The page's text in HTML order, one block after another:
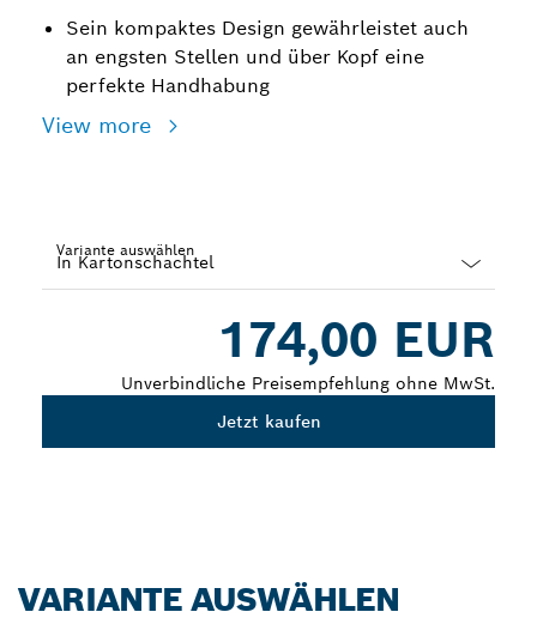
Sein kompaktes Design gewährleistet auch
an engsten Stellen und über Kopf eine
perfekte Handhabung
View more
Variante auswählen
174,00 EUR
Unverbindliche Preisempfehlung ohne MwSt.
Jetzt kaufen
VARIANTE AUSWÄHLEN